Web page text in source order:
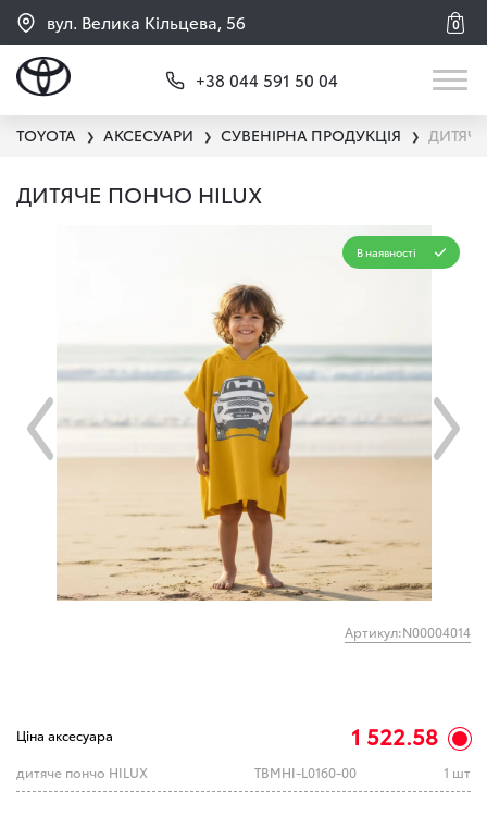
вул. Велика Кільцева, 56 0
+38 044 591 50 04
TOYOTA ❯ АКСЕСУАРИ ❯ СУВЕНІРНА ПРОДУКЦІЯ ❯
ДИТЯЧЕ ПОНЧО HILUX
В наявності
Артикул:N00004014
Ціна аксесуара 1 522.58
дитяче пончо HILUX TBMHI-L0160-00 1 шт